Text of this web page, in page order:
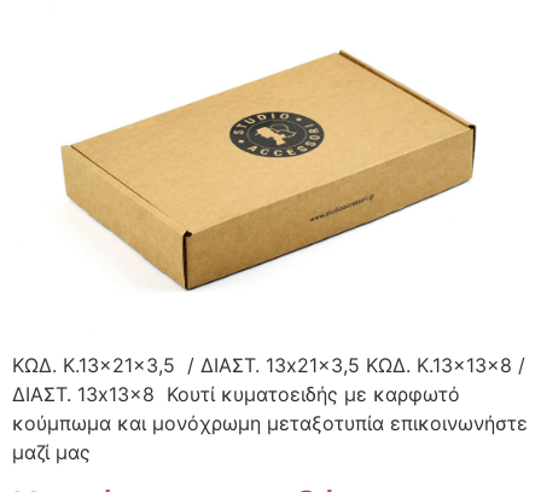
ΚΩΔ. K.13x21x3,5 / ΔΙΑΣΤ. 13x21x3,5 ΚΩΔ. K.13x13x8 /
ΔΙΑΣΤ. 13x13x8 Κουτί κυματοειδής με καρφωτό
κούμπωμα και μονόχρωμη μεταξοτυπία επικοινωνήστε
μαζί μας